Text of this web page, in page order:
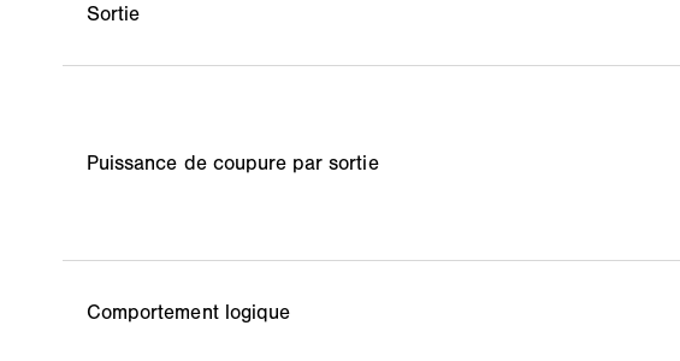
Sortie
Puissance de coupure par sortie
Comportement logique